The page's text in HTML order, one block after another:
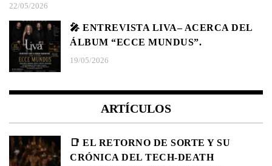
22/05/2026
🎤 ENTREVISTA LIVA– ACERCA DEL
ÁLBUM “ECCE MUNDUS”.
19/05/2026
ARTÍCULOS
📑 EL RETORNO DE SORTE Y SU
CRÓNICA DEL TECH-DEATH